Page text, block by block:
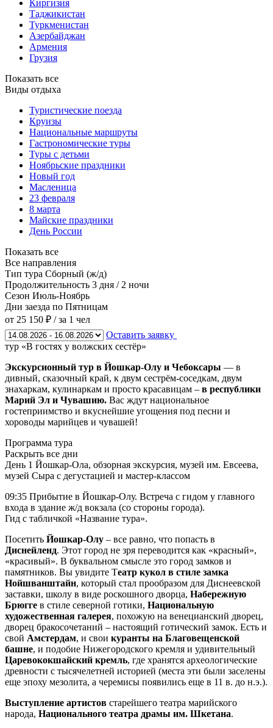
Киргизия
Таджикистан
Туркменистан
Азербайджан
Армения
Грузия
Показать все
Виды отдыха
Туристические поезда
Круизы
Национальные маршруты
Гастрономические туры
Туры с детьми
Ноябрьские праздники
Новый год
Масленица
23 февраля
8 марта
Майские праздники
День России
Показать все
Все направления
Тип тура Сборный (ж/д)
Продолжительность 3 дня / 2 ночи
Сезон Июль-Ноябрь
Дни заезда по Пятницам
от 25 150 ₽ / за 1 чел
Оставить заявку
тур «В гостях у волжских сестёр»
Экскурсионный тур в Йошкар-Олу и Чебоксары — в
дивный, сказочный край, к двум сестрём-соседкам, двум
знахаркам, кулинаркам и просто красавицам – в республики
Марий Эл и Чувашию. Вас ждут национальное
гостеприимство и вкуснейшие угощения под песни и
хороводы марийцев и чувашей!
Программа тура
Раскрыть все дни
День 1 Йошкар-Ола, обзорная экскурсия, музей им. Евсеева,
музей Сыра с дегустацией и мастер-классом
09:35 Прибытие в Йошкар-Олу. Встреча с гидом у главного
входа в здание ж/д вокзала (со стороны города).
Гид с табличкой «Название тура».
Посетить Йошкар-Олу – все равно, что попасть в
Диснейленд. Этот город не зря переводится как «красный»,
«красивый». В буквальном смысле это город замков и
памятников. Вы увидите Театр кукол в стиле замка
Нойшванштайн, который стал прообразом для Диснеевской
заставки, школу в виде роскошного дворца, Набережную
Брюгге в стиле северной готики, Национальную
художественная галерея, похожую на венецианский дворец,
дворец бракосочетаний – настоящий готический замок. Есть и
свой Амстердам, и свои куранты на Благовещенской
башне, и подобие Нижегородского кремля и удивительный
Царевококшайский кремль, где хранятся археологические
древности с тысячелетней историей (места эти были заселены
еще эпоху мезолита, а черемисы появились еще в 11 в. до н.э.).
Выступление артистов старейшего театра марийского
народа, Национального театра драмы им. Шкетана.